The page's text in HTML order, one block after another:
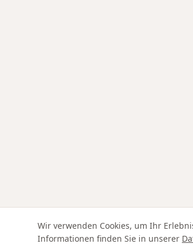
Wir verwenden Cookies, um Ihr
Informationen finden Sie in unserer